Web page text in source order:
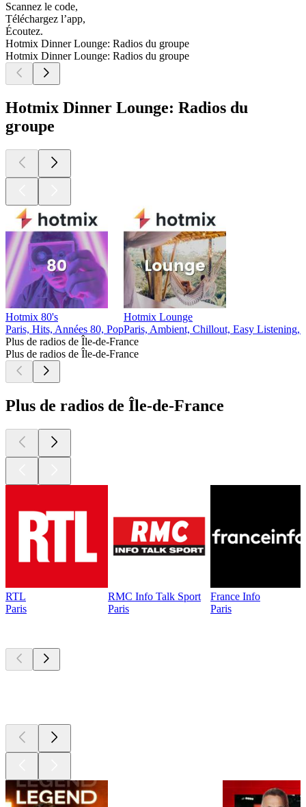
Scannez le code,
Téléchargez l’app,
Écoutez.
Hotmix Dinner Lounge: Radios du groupe
Hotmix Dinner Lounge: Radios du groupe
Hotmix Dinner Lounge: Radios du
groupe
Hotmix 80's
Paris, Hits, Années 80, Pop
Hotmix Lounge
Paris, Ambient, Chillout, Easy Listening,
Plus de radios de Île-de-France
Plus de radios de Île-de-France
Plus de radios de Île-de-France
RTL
Paris
RMC Info Talk Sport
Paris
France Info
Paris